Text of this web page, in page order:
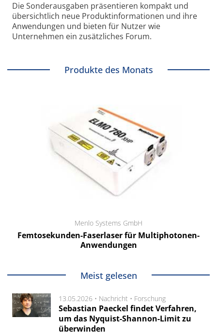
Die Sonder­ausgaben präsentieren kompakt und
übersichtlich neue Produkt­informationen und ihre
Anwendungen und bieten für Nutzer wie
Unternehmen ein zusätzliches Forum.
Produkte des Monats
Menlo Systems GmbH
Femtosekunden-Faserlaser für Multiphotonen-
Anwendungen
Meist gelesen
13.05.2026 • Nachricht • Forschung
Sebastian Paeckel findet Verfahren,
um das Nyquist-Shannon-Limit zu
überwinden